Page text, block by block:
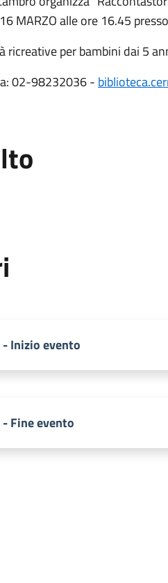
MARZO alle ore 16.45
ricreative per bambini dai 5
02-98232036 -
Inizio evento
Fine evento